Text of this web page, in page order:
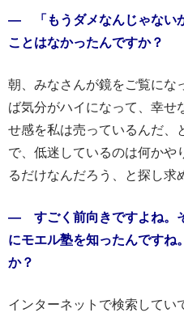
― 「もうダメなんじゃない
ことはなかったんですか？
朝、みなさんが鏡をご覧にな
ば気分がハイになって、幸せ
せ感を私は売っているんだ、
で、低迷しているのは何かや
るだけなんだろう、と探し求
― すごく前向きですよね。
にモエル塾を知ったんですね
か？
インターネットで検索してい